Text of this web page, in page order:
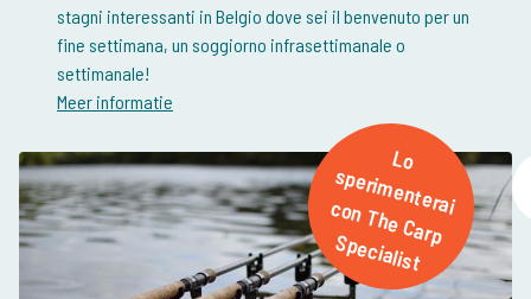
stagni interessanti in Belgio dove sei il benvenuto per un
fine settimana, un soggiorno infrasettimanale o
Meer informatie
L
o
s
p
e
rim
e
n
te
ra
i c
o
n
T
h
e
C
a
rp
S
p
e
c
ia
lis
t